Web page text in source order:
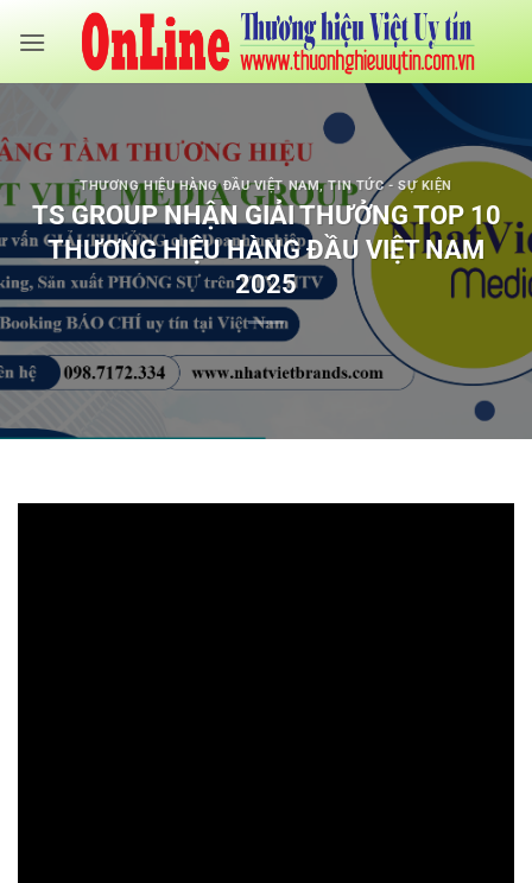
qua
THƯƠNG HIỆU HÀNG ĐẦU VIỆT NAM,TIN TỨC - SỰ KIỆN
TS GROUP NHẬN GIẢI THƯỞNG TOP 10
THƯƠNG HIỆU HÀNG ĐẦU VIỆT NAM
2025